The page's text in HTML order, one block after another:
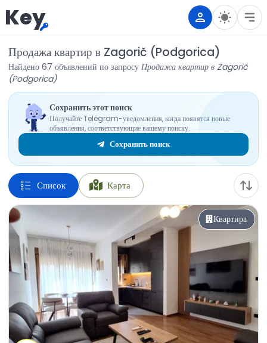
Key
Продажа квартир в Zagorič (Podgorica)
Найдено 67 объявлений по запросу Продажа квартир в Zagorič
(Podgorica)
Сохранить этот поиск
Получайте Telegram-уведомления, когда появятся новые
объявления, соответствующие вашему поиску.
Сохранить поиск
Список Карта
Квартира